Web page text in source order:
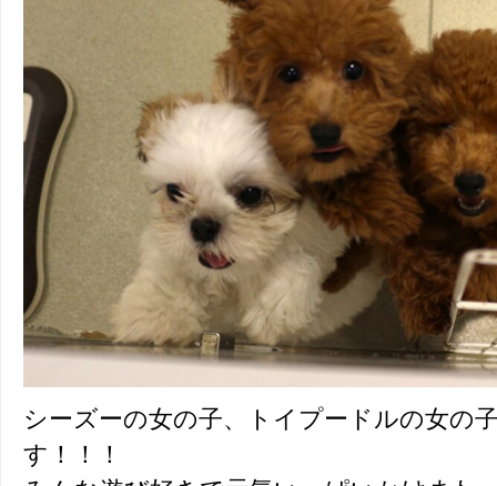
シーズーの女の子、トイプードルの女の
す！！！